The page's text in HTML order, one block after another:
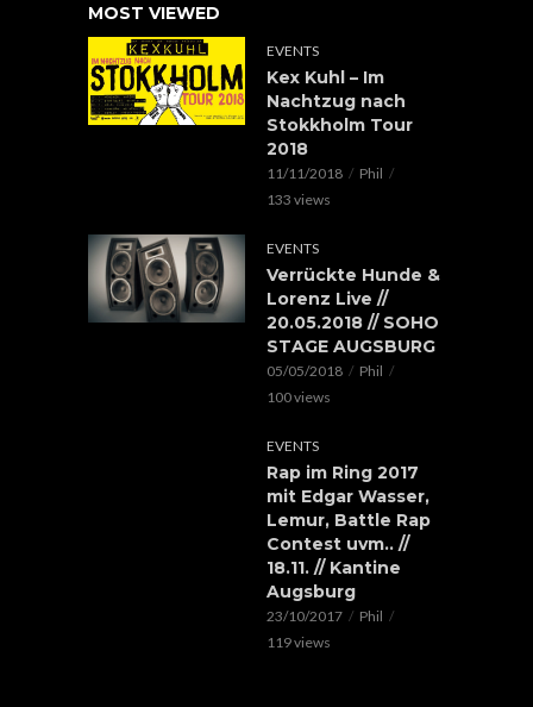
MOST VIEWED
EVENTS
Kex Kuhl – Im
Nachtzug nach
Stokkholm Tour
2018
11/11/2018
Phil
133 views
EVENTS
Verrückte Hunde &
Lorenz Live //
20.05.2018 // SOHO
STAGE AUGSBURG
05/05/2018
Phil
100 views
EVENTS
Rap im Ring 2017
mit Edgar Wasser,
Lemur, Battle Rap
Contest uvm.. //
18.11. // Kantine
Augsburg
23/10/2017
Phil
119 views